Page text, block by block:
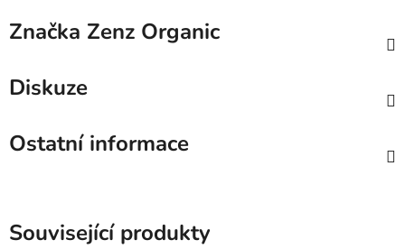
Značka Zenz Organic
Diskuze
Ostatní informace
Související produkty